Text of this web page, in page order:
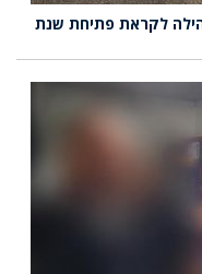
לקראת פתיחת שנת